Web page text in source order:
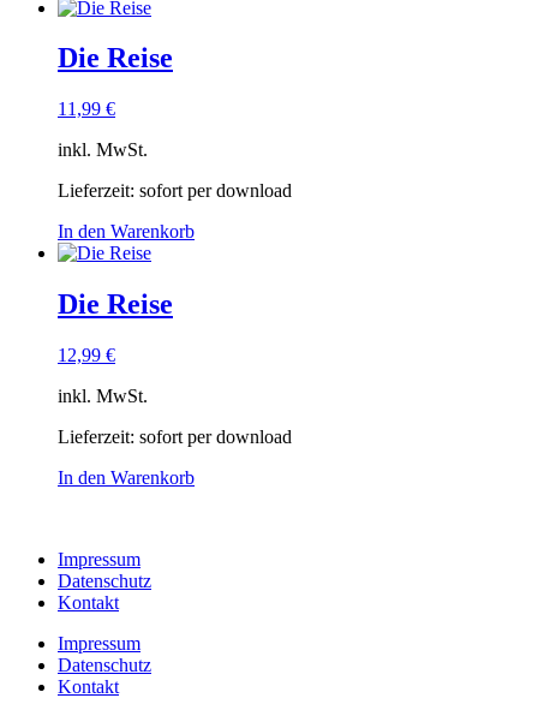
Die Reise
11,99 €
inkl. MwSt.
Lieferzeit: sofort per download
In den Warenkorb
Die Reise
12,99 €
inkl. MwSt.
Lieferzeit: sofort per download
In den Warenkorb
Impressum
Datenschutz
Kontakt
Impressum
Datenschutz
Kontakt